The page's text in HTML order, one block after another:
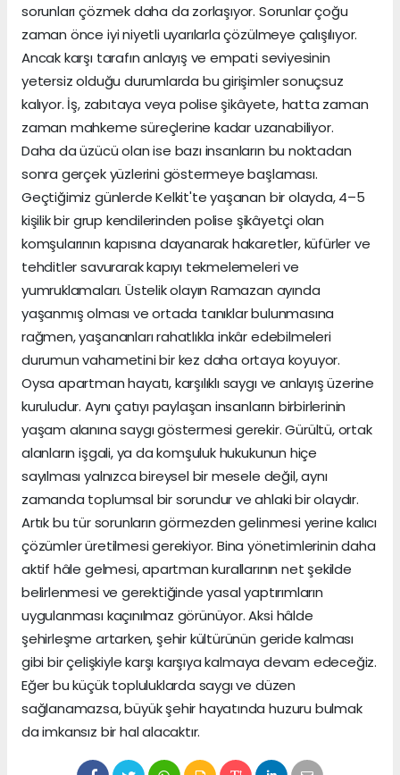
sorunları çözmek daha da zorlaşıyor. Sorunlar çoğu
zaman önce iyi niyetli uyarılarla çözülmeye çalışılıyor.
Ancak karşı tarafın anlayış ve empati seviyesinin
yetersiz olduğu durumlarda bu girişimler sonuçsuz
kalıyor. İş, zabıtaya veya polise şikâyete, hatta zaman
zaman mahkeme süreçlerine kadar uzanabiliyor.
Daha da üzücü olan ise bazı insanların bu noktadan
sonra gerçek yüzlerini göstermeye başlaması.
Geçtiğimiz günlerde Kelkit'te yaşanan bir olayda, 4–5
kişilik bir grup kendilerinden polise şikâyetçi olan
komşularının kapısına dayanarak hakaretler, küfürler ve
tehditler savurarak kapıyı tekmelemeleri ve
yumruklamaları. Üstelik olayın Ramazan ayında
yaşanmış olması ve ortada tanıklar bulunmasına
rağmen, yaşananları rahatlıkla inkâr edebilmeleri
durumun vahametini bir kez daha ortaya koyuyor.
Oysa apartman hayatı, karşılıklı saygı ve anlayış üzerine
kuruludur. Aynı çatıyı paylaşan insanların birbirlerinin
yaşam alanına saygı göstermesi gerekir. Gürültü, ortak
alanların işgali, ya da komşuluk hukukunun hiçe
sayılması yalnızca bireysel bir mesele değil, aynı
zamanda toplumsal bir sorundur ve ahlaki bir olaydır.
Artık bu tür sorunların görmezden gelinmesi yerine kalıcı
çözümler üretilmesi gerekiyor. Bina yönetimlerinin daha
aktif hâle gelmesi, apartman kurallarının net şekilde
belirlenmesi ve gerektiğinde yasal yaptırımların
uygulanması kaçınılmaz görünüyor. Aksi hâlde
şehirleşme artarken, şehir kültürünün geride kalması
gibi bir çelişkiyle karşı karşıya kalmaya devam edeceğiz.
Eğer bu küçük topluluklarda saygı ve düzen
sağlanamazsa, büyük şehir hayatında huzuru bulmak
da imkansız bir hal alacaktır.